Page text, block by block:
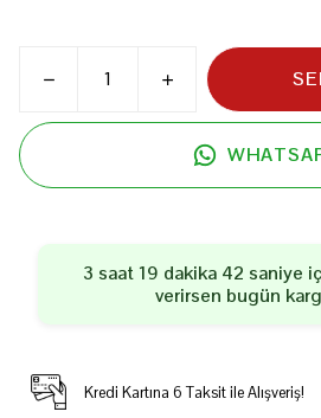
3 saat 19 dakika 42 saniye
verirsen bugün
Kredi Kartına 6 Taksit ile Alışveriş!